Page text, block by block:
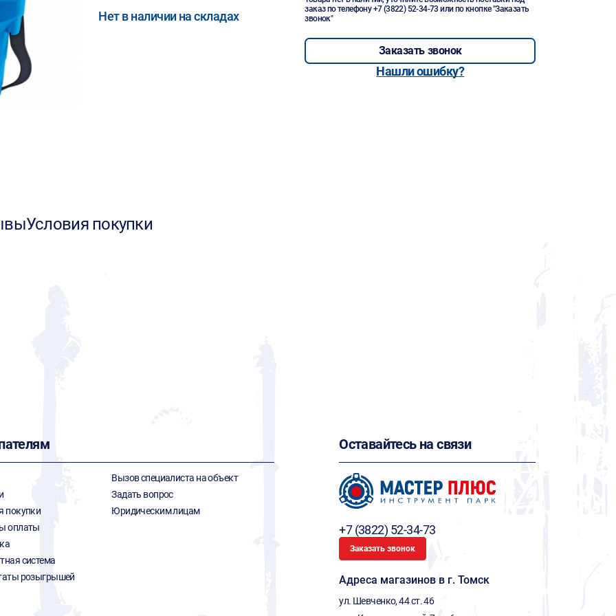
Нет в наличии на складах
заказ по телефону+7 (3822) 52-34-73 или по кнопке "Заказать
звонок"
Заказать звонок
Нашли ошибку?
Условия покупки
покупки
оплаты
система
розыгрышей
Вызов специалиста на объект
Задать вопрос
Юридическим лицам
Оставайтесь на связи
+7 (3822) 52-34-73
Заказать звонок
Адреса магазинов в г. Томск
ул. Шевченко, 44 ст. 46